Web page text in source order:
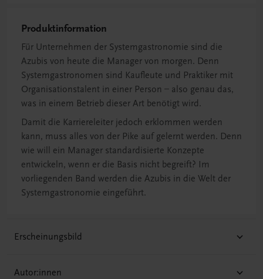
Produktinformation
Für Unternehmen der Systemgastronomie sind die
Azubis von heute die Manager von morgen. Denn
Systemgastronomen sind Kaufleute und Praktiker mit
Organisationstalent in einer Person – also genau das,
was in einem Betrieb dieser Art benötigt wird.
Damit die Karriereleiter jedoch erklommen werden
kann, muss alles von der Pike auf gelernt werden. Denn
wie will ein Manager standardisierte Konzepte
entwickeln, wenn er die Basis nicht begreift? Im
vorliegenden Band werden die Azubis in die Welt der
Systemgastronomie eingeführt.
Erscheinungsbild
Autor:innen